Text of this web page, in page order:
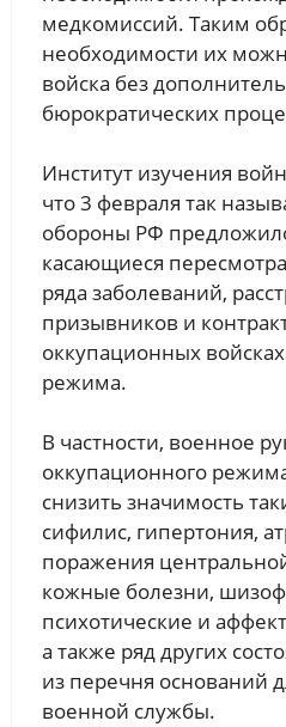
медкомиссий. Таким
необходимости их
войска без
бюрократических
Институт изучения
что 3 февраля так
обороны РФ
касающиеся
ряда заболеваний,
призывников и
оккупационных
режима.
В частности, военное
оккупационного
снизить значимость
сифилис, гипертония,
поражения
кожные болезни,
психотические и
а также ряд других
из перечня оснований
военной службы.